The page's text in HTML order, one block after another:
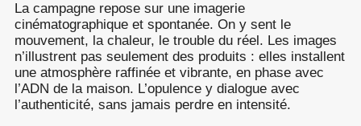
La campagne repose sur une imagerie
cinématographique et spontanée. On y sent le
mouvement, la chaleur, le trouble du réel. Les images
n’illustrent pas seulement des produits : elles installent
une atmosphère raffinée et vibrante, en phase avec
l’ADN de la maison. L’opulence y dialogue avec
l’authenticité, sans jamais perdre en intensité.